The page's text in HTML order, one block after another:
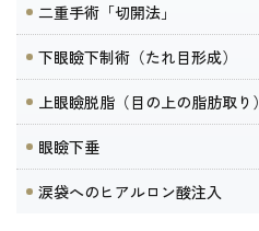
二重手術「切開法」
下眼瞼下制術（たれ目形成）
上眼瞼脱脂（目の上の脂肪取り）
眼瞼下垂
涙袋へのヒアルロン酸注入